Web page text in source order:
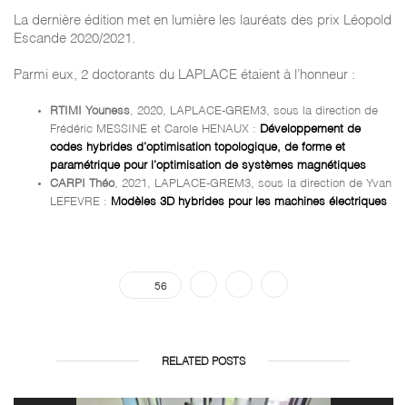
La dernière édition met en lumière les lauréats des prix Léopold
Escande 2020/2021.
Parmi eux, 2 doctorants du LAPLACE étaient à l’honneur :
RTIMI Youness , 2020, LAPLACE-GREM3, sous la direction de
Frédéric MESSINE et Carole HENAUX : Développement de
codes hybrides d’optimisation topologique, de forme et
paramétrique pour l’optimisation de systèmes magnétiques
CARPI Théo , 2021, LAPLACE-GREM3, sous la direction de Yvan
LEFEVRE : Modèles 3D hybrides pour les machines électriques
56
RELATED POSTS